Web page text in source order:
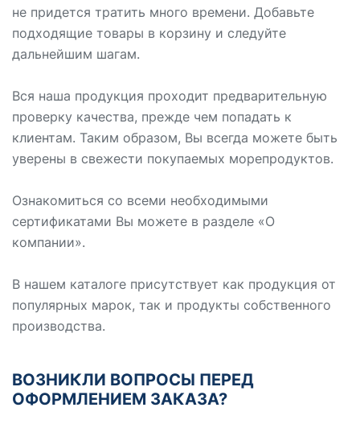
не придется тратить много времени. Добавьте
подходящие товары в корзину и следуйте
дальнейшим шагам.
Вся наша продукция проходит предварительную
проверку качества, прежде чем попадать к
клиентам. Таким образом, Вы всегда можете быть
уверены в свежести покупаемых морепродуктов.
Ознакомиться со всеми необходимыми
сертификатами Вы можете в разделе «О
компании».
В нашем каталоге присутствует как продукция от
популярных марок, так и продукты собственного
производства.
ВОЗНИКЛИ ВОПРОСЫ ПЕРЕД
ОФОРМЛЕНИЕМ ЗАКАЗА?